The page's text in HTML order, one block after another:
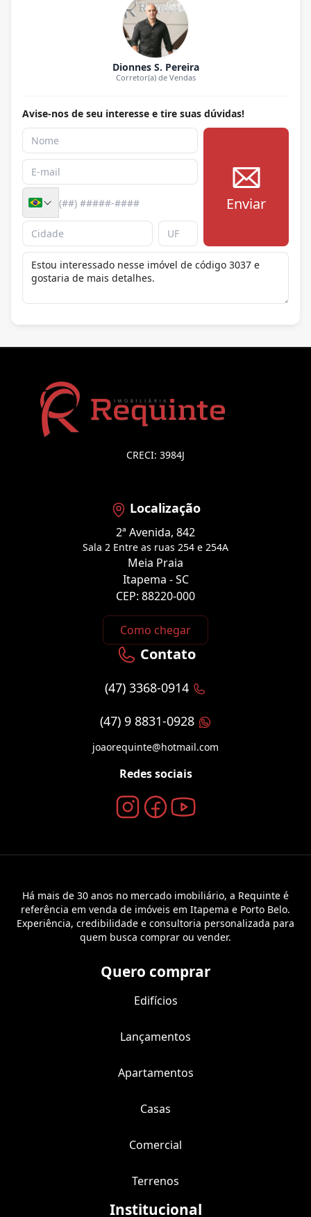
Dionnes S. Pereira
Corretor(a) de Vendas
Avise-nos de seu interesse e tire suas dúvidas!
Enviar
CRECI: 3984J
Localização
2ª Avenida, 842
Sala 2 Entre as ruas 254 e 254A
Meia Praia
Itapema - SC
CEP: 88220-000
Como chegar
Contato
(47) 3368-0914
(47) 9 8831-0928
joaorequinte@hotmail.com
Redes sociais
Há mais de 30 anos no mercado imobiliário, a Requinte é
referência em venda de imóveis em Itapema e Porto Belo.
Experiência, credibilidade e consultoria personalizada para
quem busca comprar ou vender.
Quero comprar
Edifícios
Lançamentos
Apartamentos
Casas
Comercial
Terrenos
Institucional